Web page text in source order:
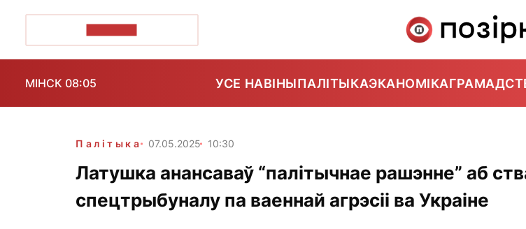
МІНСК 08:05 УСЕ НАВІНЫПАЛІТЫКАЭКАНОМІКА
Палітыка 07.05.2025 10:30
Латушка анансаваў “палітычнае рашэнне” аб
спецтрыбуналу па ваеннай агрэсіі ва Украіне